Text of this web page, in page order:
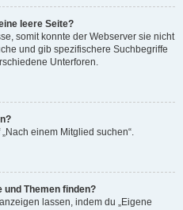
leere Seite?
somit konnte der Webserver sie nicht
und gib spezifischere Suchbegriffe
Unterforen.
einem Mitglied suchen“.
und Themen finden?
lassen, indem du „Eigene